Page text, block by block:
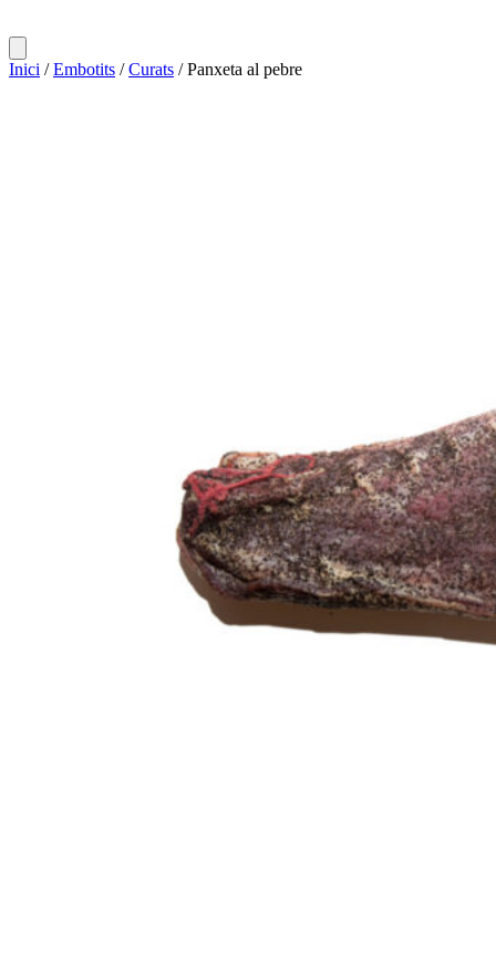
Inici /Embotits /Curats / Panxeta al pebre